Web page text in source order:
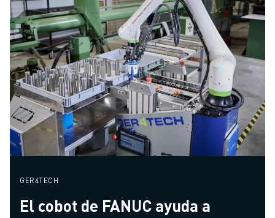
GER4TECH
El cobot de FANUC ayuda a